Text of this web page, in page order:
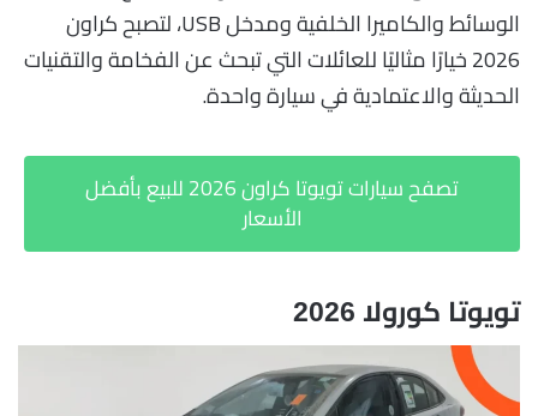
الوسائط والكاميرا الخلفية ومدخل USB، لتصبح كراون
2026 خيارًا مثاليًا للعائلات التي تبحث عن الفخامة والتقنيات
الحديثة والاعتمادية في سيارة واحدة.
تصفح سيارات تويوتا كراون 2026 للبيع بأفضل
الأسعار
تويوتا كورولا 2026